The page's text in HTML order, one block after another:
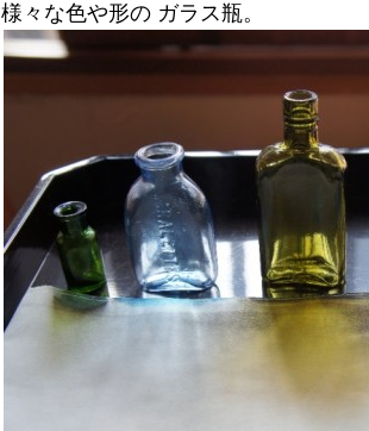
様々な色や形の ガラス瓶。